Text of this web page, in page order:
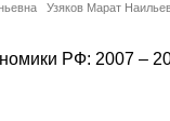
Узяков Марат
РФ: 2007 –